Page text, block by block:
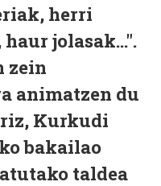
herri
jolasak...".
zein
animatzen du
Kurkudi
bakailao
taldea